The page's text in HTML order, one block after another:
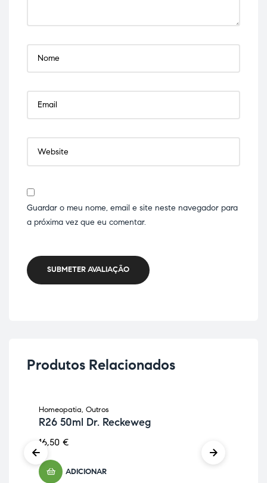
Guardar o meu nome, email e site neste navegador para
a próxima vez que eu comentar.
SUBMETER AVALIAÇÃO
Produtos Relacionados
Homeopatia, Outros
R26 50ml Dr. Reckeweg
16,50 €
ADICIONAR